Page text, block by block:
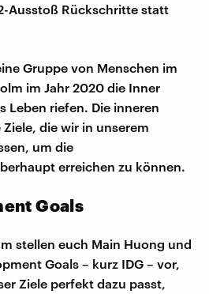
Ausstoß Rückschritte statt
Gruppe von Menschen im
im Jahr 2020 die Inner
Leben riefen. Die inneren
die wir in unserem
um die
erreichen zu können.
Goals
stellen euch Main Huong und
Goals – kurz IDG – vor,
Ziele perfekt dazu passt,